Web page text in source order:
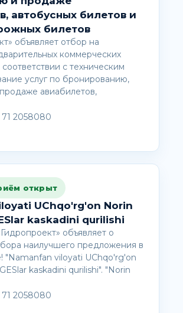
автобусных билетов и
билетов
объявляет отбор на
коммерческих
с техническим
услуг по бронированию,
авиабилетов,
2058080
открыт
UChqo'rg'on Norin
kaskadini qurilishi
объявляет о
наилучшего предложения в
"Namanfan viloyati UChqo'rg'on
kaskadini qurilishi". "Norin
2058080